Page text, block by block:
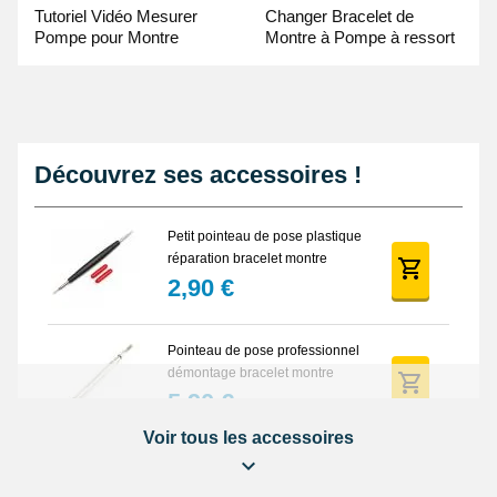
Tutoriel Vidéo Mesurer
Pompe pour Montre
Changer Bracelet de
Montre à Pompe à ressort
Découvrez ses accessoires !
Petit pointeau de pose plastique
réparation bracelet montre
2,90 €
Pointeau de pose professionnel
démontage bracelet montre
5,90 €
Lot Outils Montre 12 pièces +
Voir tous les accessoires